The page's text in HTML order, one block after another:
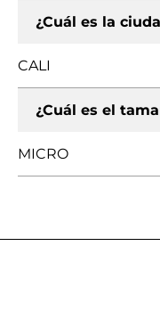
¿Cuál es la
CALI
¿Cuál es el
MICRO